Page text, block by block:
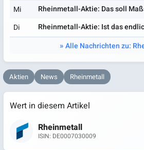
Mi
Rheinmetall-Aktie: Das soll
Di
Rheinmetall-Aktie: Ist das
Alle Nachrichten zu:
Aktien News Rheinmetall
Wert in diesem Artikel
Rheinmetall
ISIN: DE0007030009